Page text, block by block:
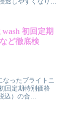
初回定期
ど徹底検
なったブライトニ
回定期特別価格
込）の合...